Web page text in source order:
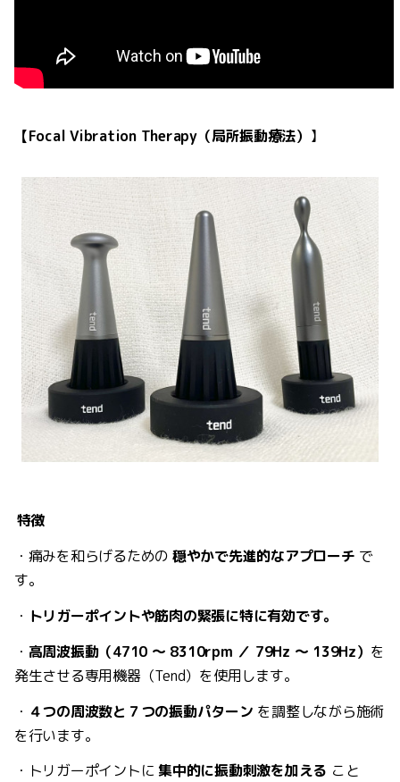
【Focal Vibration Therapy（局所振動療法） 】
特徴
・痛みを和らげるための 穏やかで先進的なアプローチ で
す。
・ トリガーポイントや筋肉の緊張に特に有効です。
・ 高周波振動（4710 〜 8310rpm ／ 79Hz 〜 139Hz） を
発生させる専用機器（Tend）を使用します。
・ ４つの周波数と７つの振動パターン を調整しながら施術
を行います。
・トリガーポイントに集中的に振動刺激を加える こと